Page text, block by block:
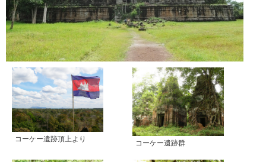
コーケー遺跡頂上より コーケー遺跡群